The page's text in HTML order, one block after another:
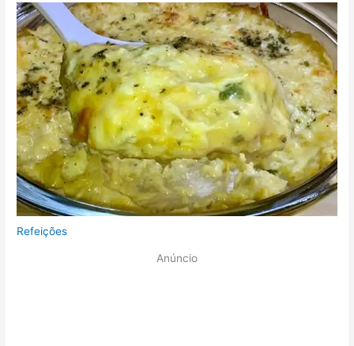
Refeições
Anúncio